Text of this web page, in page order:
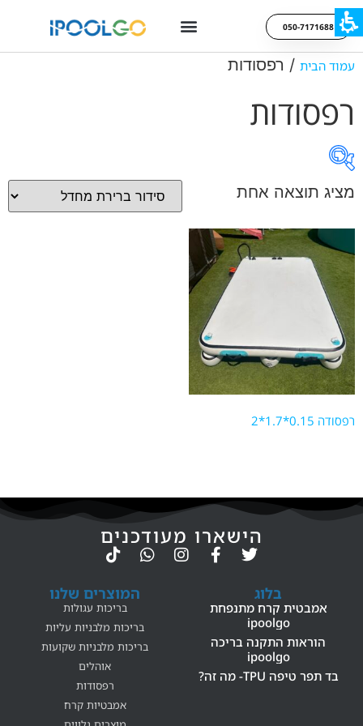
050-7171688
עמוד הבית / רפסודות
רפסודות
On sale
קטגוריות מוצרים
מוצר Color
Blue
מציג תוצאה אחת
רפסודה 0.15*1.7*2
הישארו מעודכנים
בלוג
אמבטית קרח מתנפחת
ipoolgo
הוראות התקנה בריכה
ipoolgo
בד תפר טיפה TPU- מה זה?
המוצרים שלנו
בריכות עגולות
בריכות מלבניות עליות
בריכות מלבניות שקועות
אוהלים
רפסודות
אמבטיות קרח